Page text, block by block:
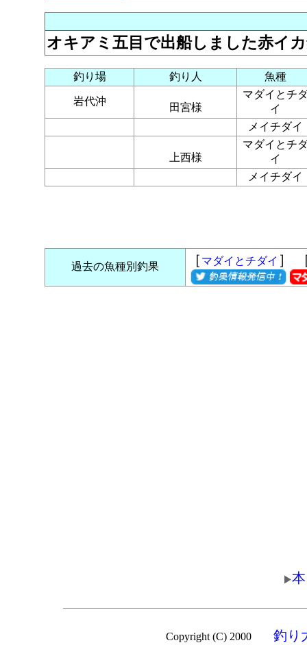
オキアミ五目で出船しました赤イ
釣り場 釣り人 魚種
岩代沖
田宮様
マダイとチ
イ
メイチダイ
上西様
マダイとチ
イ
メイチダイ
過去の魚種別釣果 ［ マダイとチダイ ］
Copyright (C) 2000 釣り